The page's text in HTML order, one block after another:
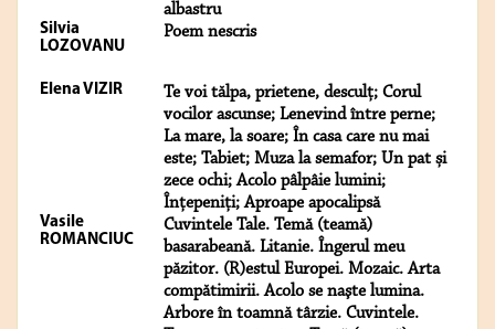
albastru
Silvia
LOZOVANU
Poem nescris
Elena VIZIR
Te voi tălpa, prietene, desculț; Corul
vocilor ascunse; Lenevind între perne;
La mare, la soare; În casa care nu mai
este; Tabiet; Muza la semafor; Un pat și
zece ochi; Acolo pâlpâie lumini;
Înțepeniți; Aproape apocalipsă
Vasile
ROMANCIUC
Cuvintele Tale. Temă (teamă)
basarabeană. Litanie. Îngerul meu
păzitor. (R)estul Europei. Mozaic. Arta
compătimirii. Acolo se naşte lumina.
Arbore în toamnă târzie. Cuvintele.